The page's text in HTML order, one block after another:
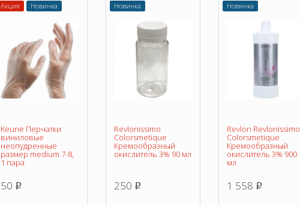
Акция Новинка
Keune Перчатки
виниловые
неопудренные
размер medium 7-8,
1 пара
50 p
Новинка
Revlonissimo
Colorsmetique
Кремообразный
окислитель 3% 90 мл
250 p
Новинка
Revlon Revlonissimo
Colorsmetique
Кремообразный
окислитель 3% 900
мл
1 558 p